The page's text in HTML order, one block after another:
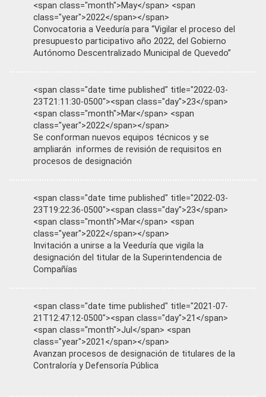
<span class="month">May</span> <span
class="year">2022</span></span>
Convocatoria a Veeduría para “Vigilar el proceso del
presupuesto participativo año 2022, del Gobierno
Autónomo Descentralizado Municipal de Quevedo”
<span class="date time published" title="2022-03-
23T21:11:30-0500"><span class="day">23</span>
<span class="month">Mar</span> <span
class="year">2022</span></span>
Se conforman nuevos equipos técnicos y se
ampliarán informes de revisión de requisitos en
procesos de designación
<span class="date time published" title="2022-03-
23T19:22:36-0500"><span class="day">23</span>
<span class="month">Mar</span> <span
class="year">2022</span></span>
Invitación a unirse a la Veeduría que vigila la
designación del titular de la Superintendencia de
Compañías
<span class="date time published" title="2021-07-
21T12:47:12-0500"><span class="day">21</span>
<span class="month">Jul</span> <span
class="year">2021</span></span>
Avanzan procesos de designación de titulares de la
Contraloría y Defensoría Pública